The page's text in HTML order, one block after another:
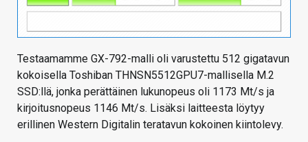
Testaamamme GX-792-malli oli varustettu 512 gigatavun
kokoisella Toshiban THNSN5512GPU7-mallisella M.2
SSD:llä, jonka perättäinen lukunopeus oli 1173 Mt/s ja
kirjoitusnopeus 1146 Mt/s. Lisäksi laitteesta löytyy
erillinen Western Digitalin teratavun kokoinen kiintolevy.